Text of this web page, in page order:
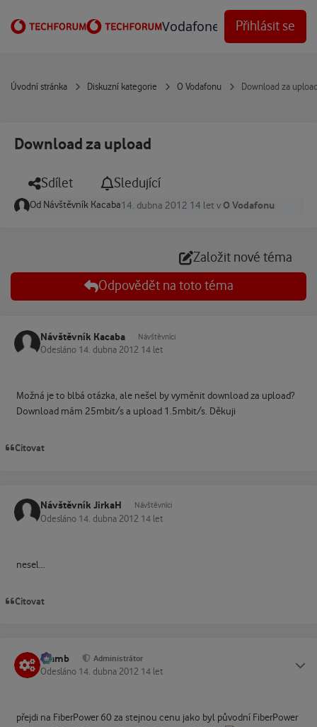
Vodafone Techforum
Přihlásit se
Úvodní stránka Diskuzní kategorie O Vodafonu Download za
Download za upload
Sdílet Sledující
Od Návštěvník Kacaba14. dubna 2012 14 let v O Vodafonu
Založit nové téma
Odpovědět na toto téma
Návštěvník Kacaba Návštěvníci
Odesláno 14. dubna 2012 14 let
Možná je to blbá otázka, ale nešel by vyměnit download za upload?
Download mám 25mbit/s a upload 1.5mbit/s. Děkuji
Citovat
Návštěvník JirkaH Návštěvníci
Odesláno 14. dubna 2012 14 let
nesel...
Citovat
Slamb Administrátor
Odesláno 14. dubna 2012 14 let
přejdi na FiberPower 60 za stejnou cenu jako byl původní FiberPower